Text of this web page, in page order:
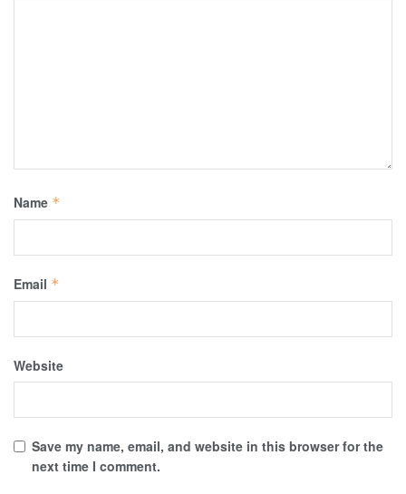
Name *
Email *
Website
Save my name, email, and website in this browser for the
next time I comment.